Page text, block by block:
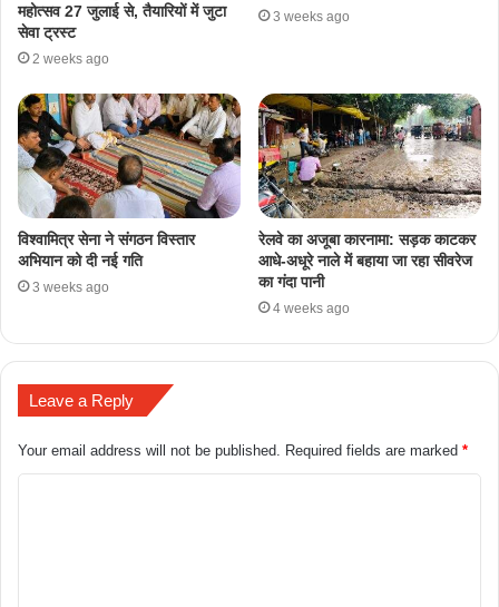
महोत्सव 27 जुलाई से, तैयारियों में जुटा
सेवा ट्रस्ट
2 weeks ago
3 weeks ago
​विश्वामित्र सेना ने संगठन विस्तार
अभियान को दी नई गति
3 weeks ago
रेलवे का अजूबा कारनामा: सड़क काटकर
आधे-अधूरे नाले में बहाया जा रहा सीवरेज
का गंदा पानी
4 weeks ago
Leave a Reply
Your email address will not be published. Required fields are marked *